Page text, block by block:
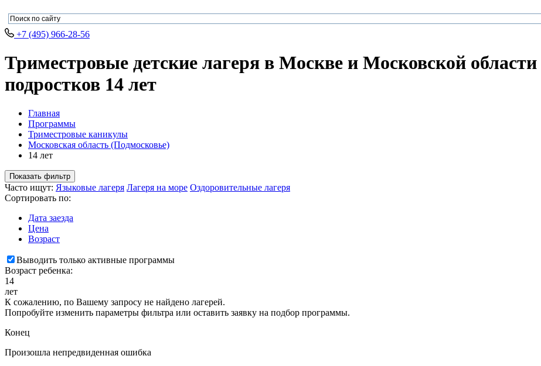
+7 (495) 966-28-56
Триместровые детские лагеря в Москве и Московской
подростков 14 лет
Главная
Программы
Триместровые каникулы
Московская область (Подмосковье)
14 лет
Показать фильтр
Часто ищут: Языковые лагеря Лагеря на море Оздоровительные лагеря
Сортировать по:
Дата заезда
Цена
Возраст
Выводить только активные программы
Возраст ребенка:
14
лет
К сожалению, по Вашему запросу не найдено лагерей.
Попробуйте изменить параметры фильтра или оставить заявку на подбор программы.
Конец
Произошла непредвиденная ошибка